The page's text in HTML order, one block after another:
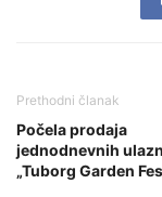
Prethodni članak
Počela prodaja
jednodnevnih
„Tuborg Garden